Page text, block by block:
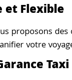
et Flexible
proposons
votre
Taxi